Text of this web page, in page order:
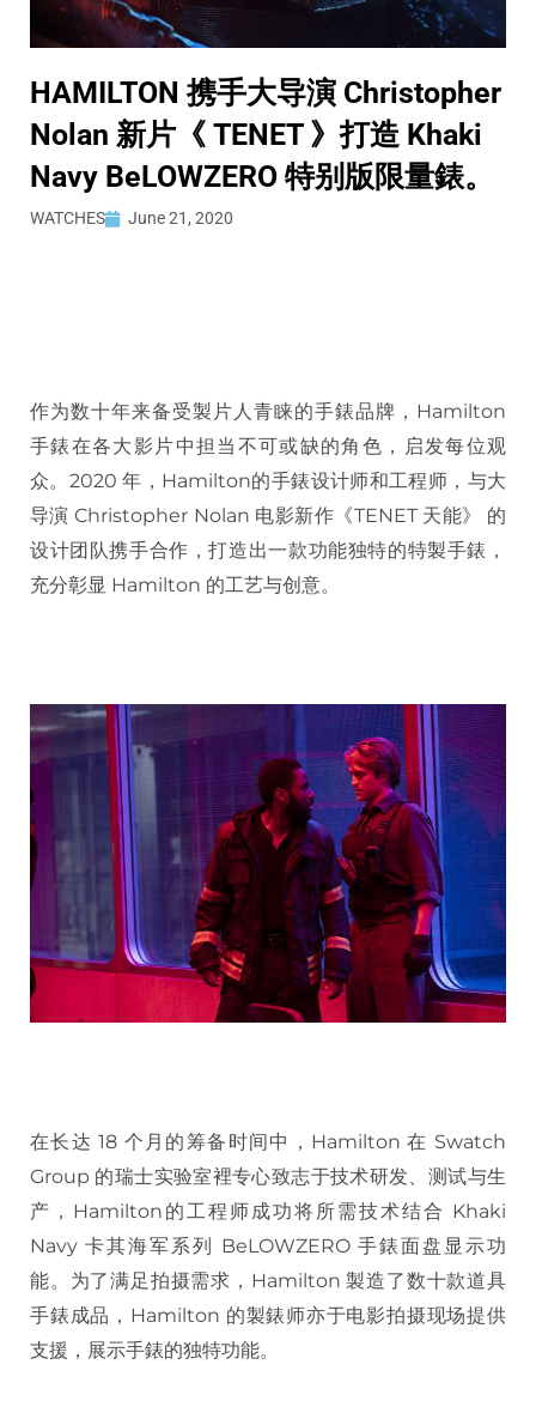
HAMILTON 携手大导演 Christopher
Nolan 新片《 TENET 》打造 Khaki
Navy BeLOWZERO 特别版限量錶。
WATCHES June 21, 2020
作为数十年来备受製片人青睐的手錶品牌，Hamilton
手錶在各大影片中担当不可或缺的角色，启发每位观
众。2020 年，Hamilton的手錶设计师和工程师，与大
导演 Christopher Nolan 电影新作《TENET 天能》 的
设计团队携手合作，打造出一款功能独特的特製手錶，
充分彰显 Hamilton 的工艺与创意。
在长达 18 个月的筹备时间中，Hamilton 在 Swatch
Group 的瑞士实验室裡专心致志于技术研发、测试与生
产，Hamilton的工程师成功将所需技术结合 Khaki
Navy 卡其海军系列 BeLOWZERO 手錶面盘显示功
能。为了满足拍摄需求，Hamilton 製造了数十款道具
手錶成品，Hamilton 的製錶师亦于电影拍摄现场提供
支援，展示手錶的独特功能。